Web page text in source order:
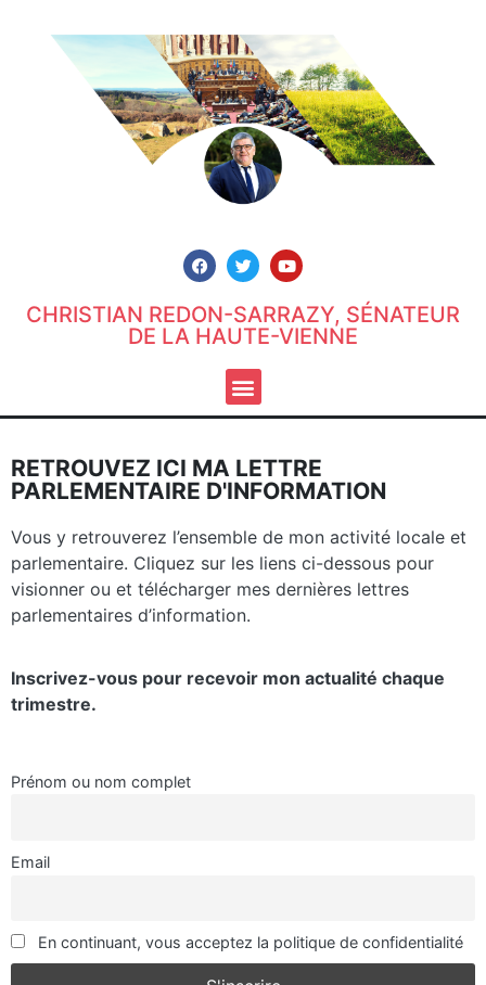
CHRISTIAN REDON-SARRAZY, SÉNATEUR
DE LA HAUTE-VIENNE
RETROUVEZ ICI MA LETTRE
PARLEMENTAIRE D'INFORMATION
Vous y retrouverez l’ensemble de mon activité locale et
parlementaire. Cliquez sur les liens ci-dessous pour
visionner ou et télécharger mes dernières lettres
parlementaires d’information.
Inscrivez-vous pour recevoir mon actualité chaque
trimestre.
Prénom ou nom complet
Email
En continuant, vous acceptez la politique de confidentialité